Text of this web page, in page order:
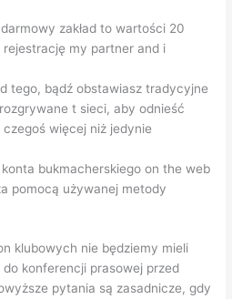
zakład to wartości 20
rejestrację my partner and i
tego, bądź obstawiasz tradycyjne
t sieci, aby odnieść
więcej niż jedynie
bukmacherskiego on the web
pomocą używanej metody
klubowych nie będziemy mieli
konferencji prasowej przed
pytania są zasadnicze, gdy